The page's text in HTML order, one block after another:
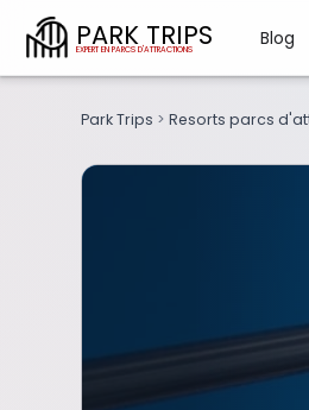
PARK TRIPS Blog
Park Trips > Resorts parcs